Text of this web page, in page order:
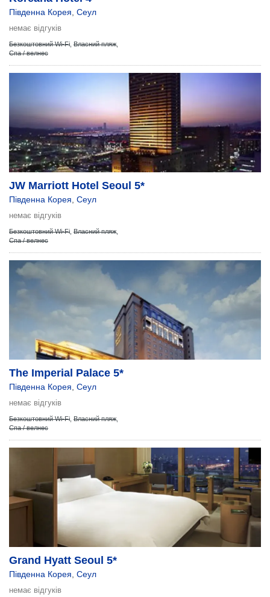
Південна Корея Сеул
немає відгуків
Безкоштовний Wi-Fi Власний пляж
Спа / велнес
JW Marriott Hotel Seoul 5*
Південна Корея Сеул
немає відгуків
Безкоштовний Wi-Fi Власний пляж
Спа / велнес
The Imperial Palace 5*
Південна Корея Сеул
немає відгуків
Безкоштовний Wi-Fi Власний пляж
Спа / велнес
Grand Hyatt Seoul 5*
Південна Корея Сеул
немає відгуків